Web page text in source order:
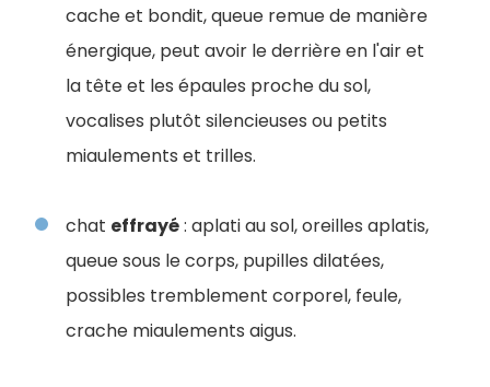
cache et bondit, queue remue de manière
énergique, peut avoir le derrière en l'air et
la tête et les épaules proche du sol,
vocalises plutôt silencieuses ou petits
miaulements et trilles.
chat effrayé: aplati au sol, oreilles aplatis,
queue sous le corps, pupilles dilatées,
possibles tremblement corporel, feule,
crache miaulements aigus.